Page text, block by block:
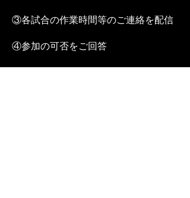
③各試合の作業時間等のご連絡を配信
④参加の可否をご回答